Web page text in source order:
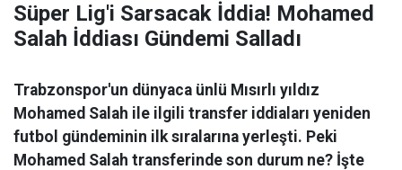
Süper Lig'i Sarsacak İddia! Mohamed
Salah İddiası Gündemi Salladı
Trabzonspor'un dünyaca ünlü Mısırlı yıldız
Mohamed Salah ile ilgili transfer iddiaları yeniden
futbol gündeminin ilk sıralarına yerleşti. Peki
Mohamed Salah transferinde son durum ne? İşte